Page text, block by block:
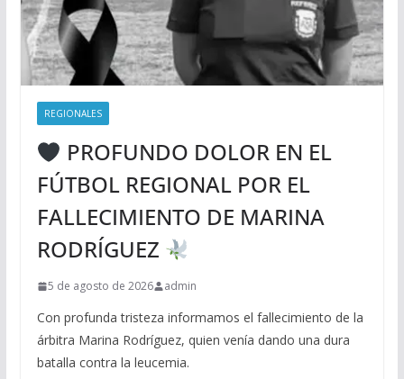
REGIONALES
PROFUNDO DOLOR EN EL
FÚTBOL REGIONAL POR EL
FALLECIMIENTO DE MARINA
RODRÍGUEZ
5 de agosto de 2026 admin
Con profunda tristeza informamos el fallecimiento de la
árbitra Marina Rodríguez, quien venía dando una dura
batalla contra la leucemia.